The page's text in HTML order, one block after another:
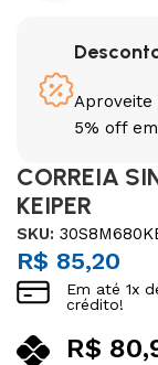
Aproveite
5% off
CORREIA
KEIPER
SKU:
R$ 85,20
Em até1x
crédito!
R$